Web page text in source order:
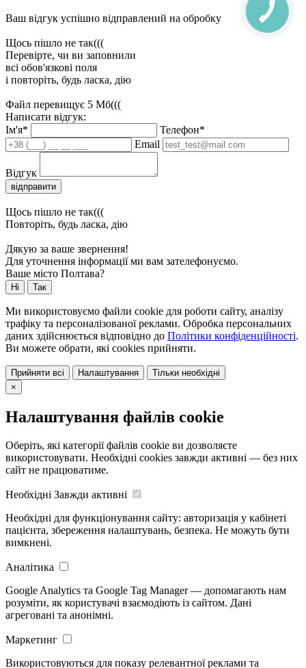
Ваш відгук успішно відправлений на обробку
Щось пішло не так(((
Перевірте, чи ви заповнили
всі обов'язкові поля
і повторіть, будь ласка, дію
Файл перевищує 5 Мб(((
Написати відгук:
Ім'я*
Телефон*
Email
Відгук
відправити
Щось пішло не так(((
Повторіть, будь ласка, дію
Дякую за ваше звернення!
Для уточнення інформації ми вам зателефонуємо.
Ваше місто Полтава?
Ні Так
Ми використовуємо файли cookie для роботи сайту, аналізу
трафіку та персоналізованої реклами. Обробка персональних
даних здійснюється відповідно до Політики конфіденційності.
Ви можете обрати, які cookies прийняти.
Прийняти всі Налаштування
Тільки необхідні
×
Налаштування файлів cookie
Оберіть, які категорії файлів cookie ви дозволяєте
використовувати. Необхідні cookies завжди активні — без них
сайт не працюватиме.
Необхідні Завжди активні
Необхідні для функціонування сайту: авторизація у кабінеті
пацієнта, збереження налаштувань, безпека. Не можуть бути
вимкнені.
Аналітика
Google Analytics та Google Tag Manager — допомагають нам
розуміти, як користувачі взаємодіють із сайтом. Дані
агреговані та анонімні.
Маркетинг
Використовуються для показу релевантної реклами та